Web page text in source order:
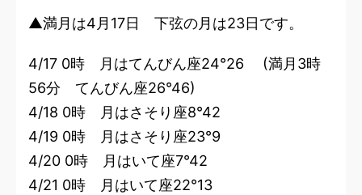
▲満月は4月17日 下弦の月は23日です。
4/17 0時 月はてんびん座24°26 (満月3時
56分 てんびん座26°46)
4/18 0時 月はさそり座8°42
4/19 0時 月はさそり座23°9
4/20 0時 月はいて座7°42
4/21 0時 月はいて座22°13